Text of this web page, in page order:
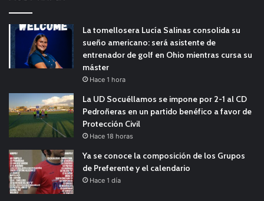
La tomellosera Lucía Salinas consolida su
sueño americano: será asistente de
entrenador de golf en Ohio mientras cursa su
máster
Hace 1 hora
La UD Socuéllamos se impone por 2-1 al CD
Pedroñeras en un partido benéfico a favor de
Protección Civil
Hace 18 horas
Ya se conoce la composición de los Grupos
de Preferente y el calendario
Hace 1 día